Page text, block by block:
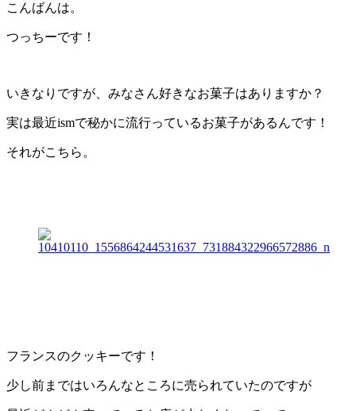
こんばんは。
つっちーです！
いきなりですが、みなさん好きなお菓子はありますか？
実は最近ismで秘かに流行っているお菓子があるんです！
それがこちら。
フランスのクッキーです！
少し前まではいろんなところに売られていたのですが